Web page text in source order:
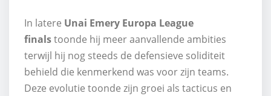
In latere Unai Emery Europa League
finalstoonde hij meer aanvallende ambities
terwijl hij nog steeds de defensieve soliditeit
behield die kenmerkend was voor zijn teams.
Deze evolutie toonde zijn groei als tacticus en